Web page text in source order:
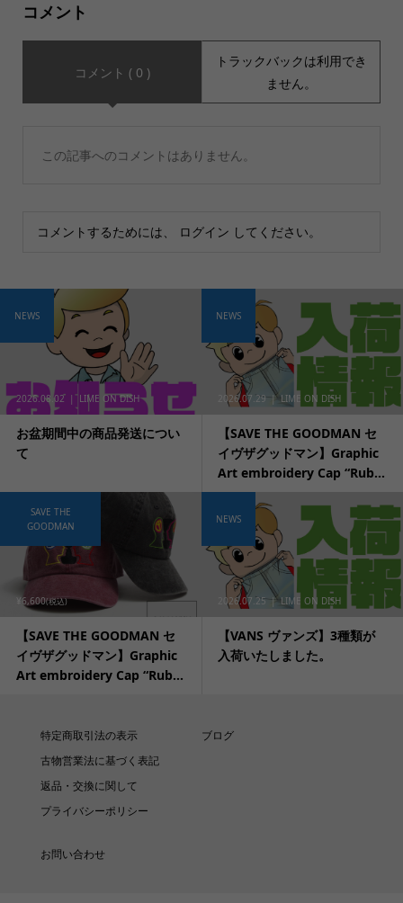
コメント
コメント ( 0 )
トラックバックは利用でき
ません。
この記事へのコメントはありません。
コメントするためには、 ログイン してください。
2026.08.02 LIME ON DISH
お盆期間中の商品発送につい
て
NEWS
2026.07.29 LIME ON DISH
【SAVE THE GOODMAN セ
イヴザグッドマン】Graphic
Art embroidery Cap “Rub...
NEWS
¥6,600(税込)
【SAVE THE GOODMAN セ
イヴザグッドマン】Graphic
Art embroidery Cap “Rub...
SAVE THE
GOODMAN
2026.07.25 LIME ON DISH
【VANS ヴァンズ】3種類が
入荷いたしました。
NEWS
特定商取引法の表示
古物営業法に基づく表記
返品・交換に関して
プライバシーポリシー
ブログ
お問い合わせ